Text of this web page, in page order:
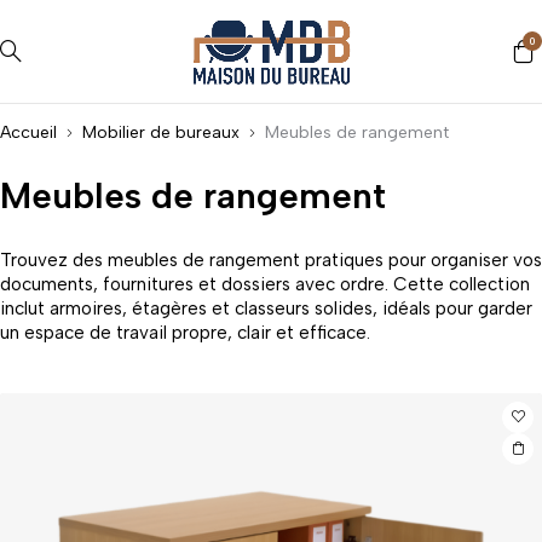
0
Accueil Mobilier de bureaux Meubles de rangement
Meubles de rangement
Trouvez des meubles de rangement pratiques pour organiser vos
documents, fournitures et dossiers avec ordre. Cette collection
inclut armoires, étagères et classeurs solides, idéals pour garder
un espace de travail propre, clair et efficace.